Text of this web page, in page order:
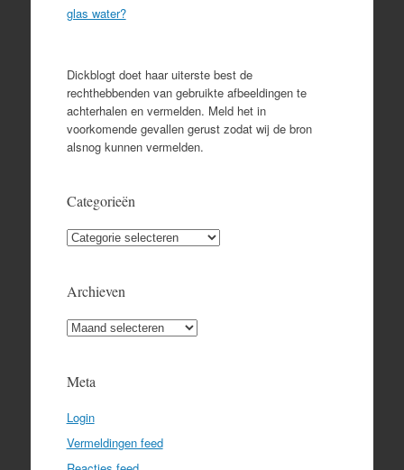
glas water?
Dickblogt doet haar uiterste best de
rechthebbenden van gebruikte afbeeldingen te
achterhalen en vermelden. Meld het in
voorkomende gevallen gerust zodat wij de bron
alsnog kunnen vermelden.
Categorieën
Categorieën
Archieven
Archieven
Meta
Login
Vermeldingen feed